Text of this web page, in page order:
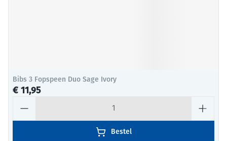
Bibs 3 Fopspeen Duo Sage Ivory
€ 11,95
Bestel